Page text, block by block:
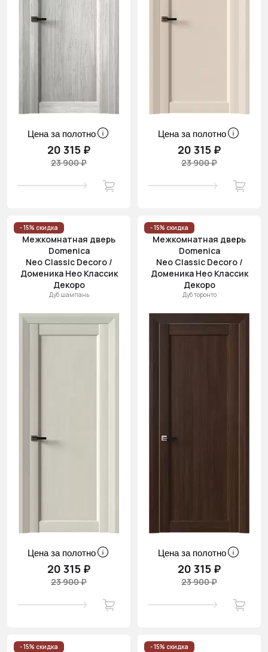
Цена за полотно
20 315 ₽
23 900 ₽
Цена за полотно
20 315 ₽
23 900 ₽
- 15% скидка
Межкомнатная дверь
Domenica
Neo Classic Decoro /
Доменика Нео Классик
Декоро
Дуб шампань
Цена за полотно
20 315 ₽
23 900 ₽
- 15% скидка
Межкомнатная дверь
Domenica
Neo Classic Decoro /
Доменика Нео Классик
Декоро
Дуб торонто
Цена за полотно
20 315 ₽
23 900 ₽
- 15% скидка - 15% скидка